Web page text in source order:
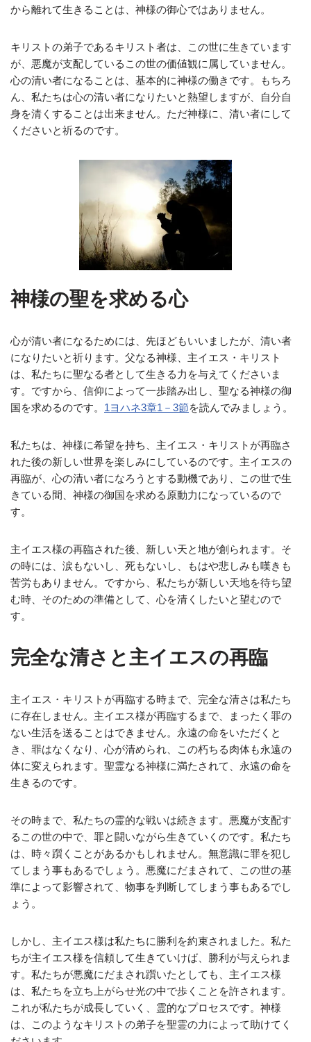
から離れて生きることは、神様の御心ではありません。
キリストの弟子であるキリスト者は、この世に生きています
が、悪魔が支配しているこの世の価値観に属していません。
心の清い者になることは、基本的に神様の働きです。もちろ
ん、私たちは心の清い者になりたいと熱望しますが、自分自
身を清くすることは出来ません。ただ神様に、清い者にして
くださいと祈るのです。
神様の聖を求める心
心が清い者になるためには、先ほどもいいましたが、清い者
になりたいと祈ります。父なる神様、主イエス・キリスト
は、私たちに聖なる者として生きる力を与えてくださいま
す。ですから、信仰によって一歩踏み出し、聖なる神様の御
国を求めるのです。 1ヨハネ3章1－3節を読んでみましょう。
私たちは、神様に希望を持ち、主イエス・キリストが再臨さ
れた後の新しい世界を楽しみにしているのです。主イエスの
再臨が、心の清い者になろうとする動機であり、この世で生
きている間、神様の御国を求める原動力になっているので
す。
主イエス様の再臨された後、新しい天と地が創られます。そ
の時には、涙もないし、死もないし、もはや悲しみも嘆きも
苦労もありません。ですから、私たちが新しい天地を待ち望
む時、そのための準備として、心を清くしたいと望むので
す。
完全な清さと主イエスの再臨
主イエス・キリストが再臨する時まで、完全な清さは私たち
に存在しません。主イエス様が再臨するまで、まったく罪の
ない生活を送ることはできません。永遠の命をいただくと
き、罪はなくなり、心が清められ、この朽ちる肉体も永遠の
体に変えられます。聖霊なる神様に満たされて、永遠の命を
生きるのです。
その時まで、私たちの霊的な戦いは続きます。悪魔が支配す
るこの世の中で、罪と闘いながら生きていくのです。私たち
は、時々躓くことがあるかもしれません。無意識に罪を犯し
てしまう事もあるでしょう。悪魔にだまされて、この世の基
準によって影響されて、物事を判断してしまう事もあるでし
ょう。
しかし、主イエス様は私たちに勝利を約束されました。私た
ちが主イエス様を信頼して生きていけば、勝利が与えられま
す。私たちが悪魔にだまされ躓いたとしても、主イエス様
は、私たちを立ち上がらせ光の中で歩くことを許されます。
これが私たちが成長していく、霊的なプロセスです。神様
は、このようなキリストの弟子を聖霊の力によって助けてく